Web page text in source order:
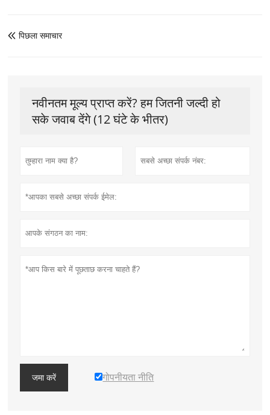
 पिछला समाचार
नवीनतम मूल्य प्राप्त करें? हम जितनी जल्दी हो
सके जवाब देंगे (12 घंटे के भीतर)
जमा करें गोपनीयता नीति